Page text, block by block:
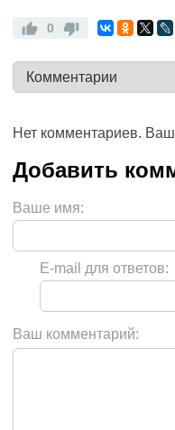
0
Нет комментариев.
Ваше имя:
E-mail для ответов:
Ваш комментарий: